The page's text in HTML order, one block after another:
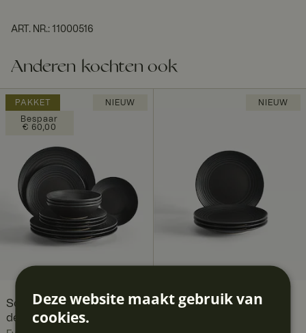
ART. NR.: 11000516
Anderen kochten ook
PAKKET
Bespaar
€ 60,00
NIEUW
Scene bordenset, 12-
delig, 4 personen
NIEUW
Scene bijgerechtbord 21
Deze website maakt gebruik van
cookies.